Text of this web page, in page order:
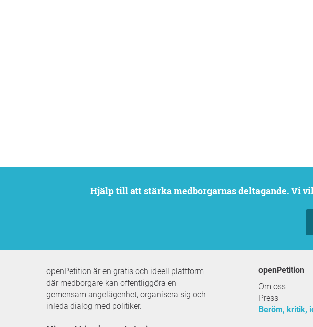
Hjälp till att stärka medborgarnas deltagande. Vi
openPetition är en gratis och ideell plattform
där medborgare kan offentliggöra en
gemensam angelägenhet, organisera sig och
inleda dialog med politiker.
openPetition
Om oss
Press
Beröm, kritik,